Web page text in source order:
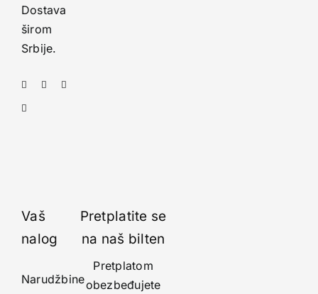
Dostava
širom
Srbije.
Vaš
nalog
Narudžbine
Pretplatite se
na naš bilten
Pretplatom
obezbeđujete